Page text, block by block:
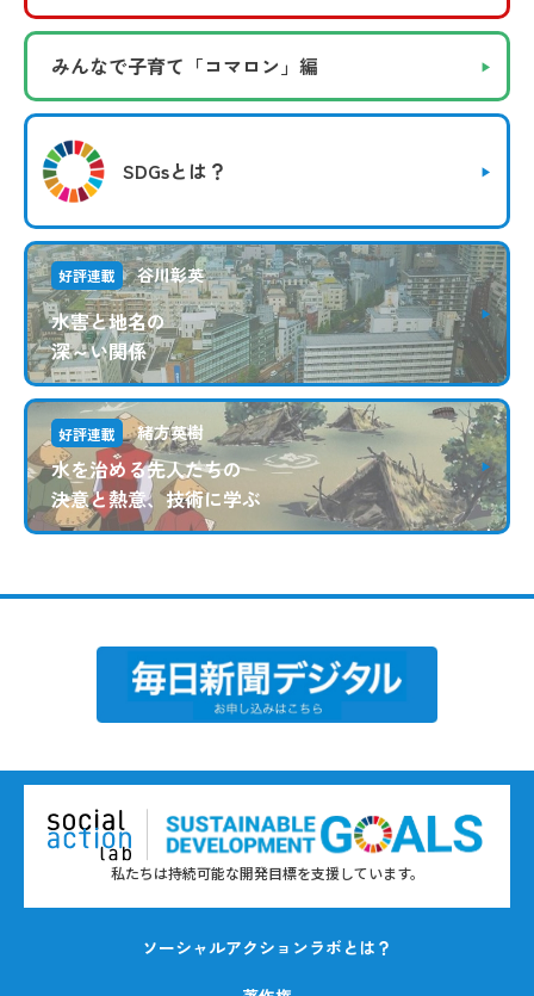
みんなで子育て 「コマロン」編
SDGsとは？
好評連載 谷川彰英
水害と地名の
深～い関係
好評連載 緒方英樹
水を治める先人たちの
決意と熱意、技術に学ぶ
私たちは持続可能な開発目標を支援しています。
ソーシャルアクションラボとは？